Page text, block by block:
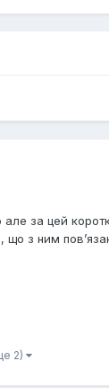
за цей
з ним
2)